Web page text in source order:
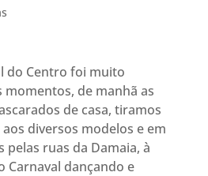
do Centro foi muito
momentos, de manhã as
de casa, tiramos
diversos modelos e em
pelas ruas da Damaia, à
Carnaval dançando e